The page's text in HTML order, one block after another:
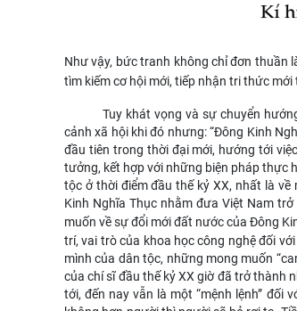
Như vậy, bức tranh không chỉ đơn thuần
tìm kiếm cơ hội mới, tiếp nhận tri thức
Tuy khát vọng và sự chuyển
cảnh xã hội khi đó nhưng: “Đông Kinh
đầu tiên trong thời đại mới, hướng tới
tưởng, kết hợp với những biện pháp thực
tộc ở thời điểm đầu thế kỷ XX, nhất là
Kinh Nghĩa Thục nhằm đưa Việt Nam
muốn về sự đổi mới đất nước của Đông
trí, vai trò của khoa học công nghệ đối
mình của dân tộc, những mong muốn
của chí sĩ đầu thế kỷ XX giờ đã trở thành
tới, đến nay vẫn là một “mệnh lệnh” đối